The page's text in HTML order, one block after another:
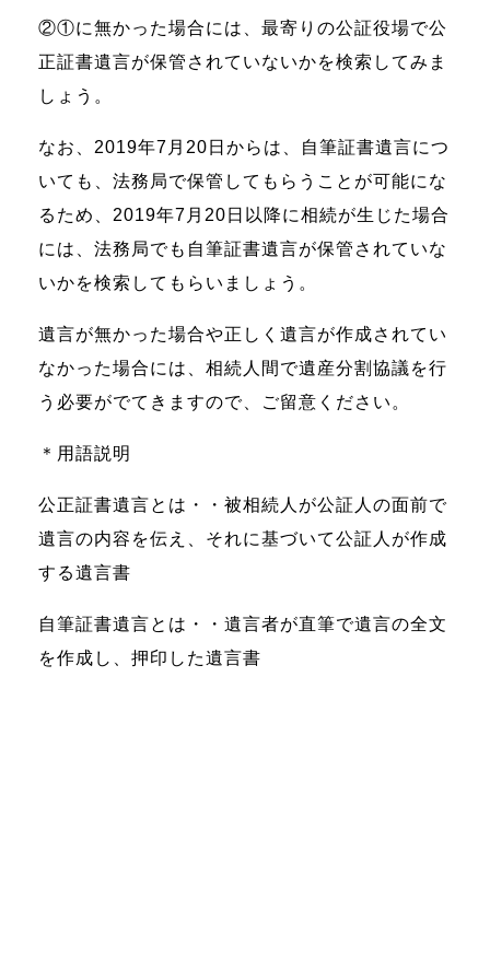
②①に無かった場合には、最寄りの公証役場で公
正証書遺言が保管されていないかを検索してみま
しょう。
なお、2019年7月20日からは、自筆証書遺言につ
いても、法務局で保管してもらうことが可能にな
るため、2019年7月20日以降に相続が生じた場合
には、法務局でも自筆証書遺言が保管されていな
いかを検索してもらいましょう。
遺言が無かった場合や正しく遺言が作成されてい
なかった場合には、相続人間で遺産分割協議を行
う必要がでてきますので、ご留意ください。
＊用語説明
公正証書遺言とは・・被相続人が公証人の面前で
遺言の内容を伝え、それに基づいて公証人が作成
する遺言書
自筆証書遺言とは・・遺言者が直筆で遺言の全文
を作成し、押印した遺言書